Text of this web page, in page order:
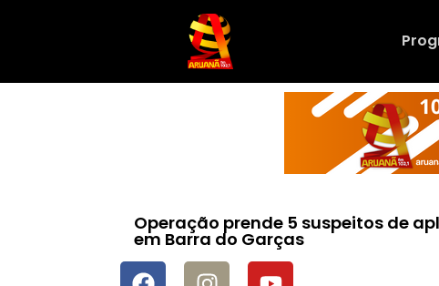
Operação prende 5 suspeitos de
em Barra do Garças